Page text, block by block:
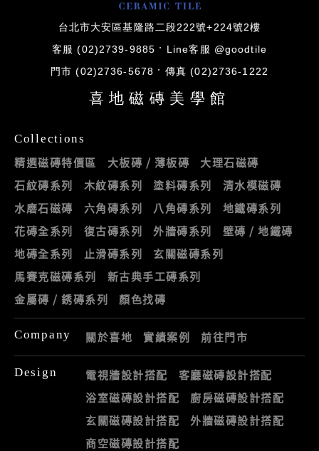
台北市大安區基隆路二段222號+224號2樓
客服 (02)2739-9885 Line客服 @goodtile
門市 (02)2736-5678 傳真 (02)2736-1222
喜地磁磚美學館
Collections
精選磁磚特價區 大板磚 / 薄板磚
大理石磁磚
石紋磚系列
木紋磚系列 塗料磚系列
清水模磁磚
水磨石磁磚
六角磚系列 八角磚系列
地鐵磚系列
花磚全系列
復古磚系列 外牆磚系列
壁磚 / 地鐵磚
地磚全系列
止滑磚系列
玄關磁磚系列
馬賽克磁磚系列
新古典手工磚系列
金屬磚 / 銹磚系列
顏色找磚
Company 關於喜地 實績案例 前往門市
Design 電視牆設計搭配
客廳磁磚設計搭配
浴室磁磚設計搭配
廚房磁磚設計搭配
玄關磁磚設計搭配
外牆磁磚設計搭配
商空磁磚設計搭配